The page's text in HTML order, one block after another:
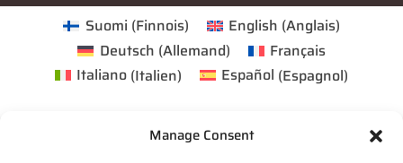
Manage Consent
Suomi (Finnois) English (Anglais)
Deutsch (Allemand)
Français
Italiano (Italien) Español (Espagnol)